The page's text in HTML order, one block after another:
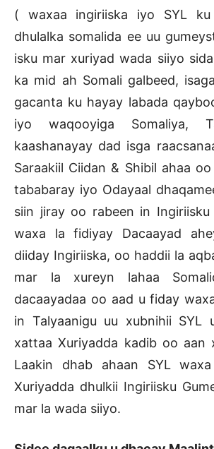
( waxaa ingiriiska iyo SYL ku
dhulalka somalida ee uu
isku mar xuriyad wada siiyo
ka mid ah Somali galbeed,
gacanta ku hayay labada
iyo waqooyiga Somaliya,
kaashanayay dad isga
Saraakiil Ciidan & Shibil ahaa
tababaray iyo Odayaal
siin jiray oo rabeen in Ingiriisku
waxa la fidiyay Dacaayad
diiday Ingiriiska, oo haddii la
mar la xureyn lahaa
dacaayadaa oo aad u fiday
in Talyaanigu uu xubnihii SYL
xattaa Xuriyadda kadib oo aan
Laakin dhab ahaan SYL
Xuriyadda dhulkii Ingiriisku
mar la wada siiyo.